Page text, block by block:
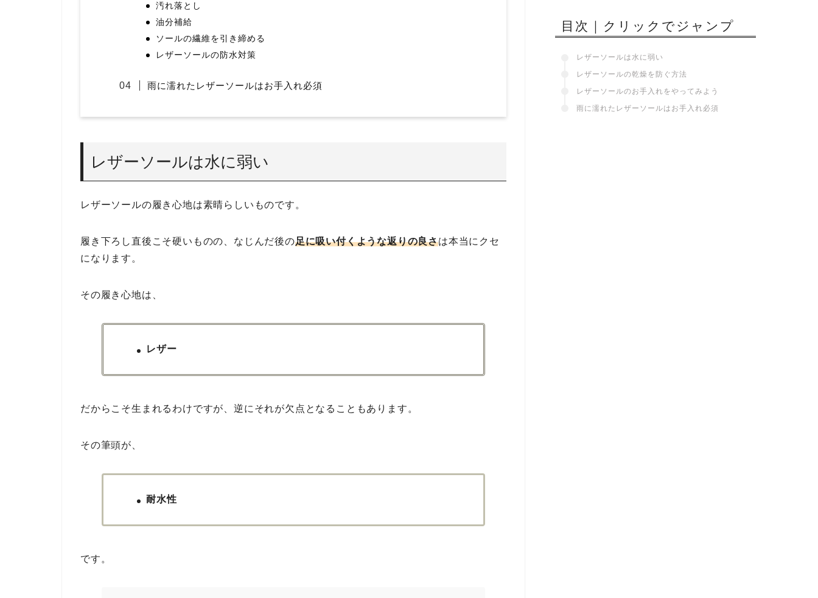
汚れ落とし
油分補給
ソールの繊維を引き締める
レザーソールの防水対策
雨に濡れたレザーソールはお手入れ必須
レザーソールは水に弱い
レザーソールの履き心地は素晴らしいものです。
履き下ろし直後こそ硬いものの、なじんだ後の足に吸い付くような返りの良さは本当にクセ
になります。
その履き心地は、
レザー
だからこそ生まれるわけですが、逆にそれが欠点となることもあります。
その筆頭が、
耐水性
です。
目次｜クリックでジャンプ
レザーソールは水に弱い
レザーソールの乾燥を防ぐ方法
レザーソールのお手入れをやってみよう
雨に濡れたレザーソールはお手入れ必須